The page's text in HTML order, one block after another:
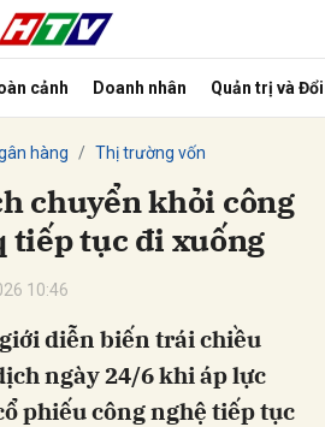
cảnh Doanh nhân Quản trị và
hàng Thị trường vốn
chuyển khỏi công
tiếp tục đi xuống
10:46
diễn biến trái chiều
ngày 24/6 khi áp lực
phiếu công nghệ tiếp tục
Hủy